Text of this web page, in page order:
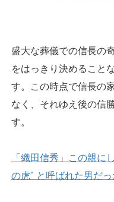
盛大な葬儀での信長の
をはっきり決めること
す。この時点で信長の
なく、それゆえ後の信
す。
「織田信秀」この親に
の虎" と呼ばれた男だっ